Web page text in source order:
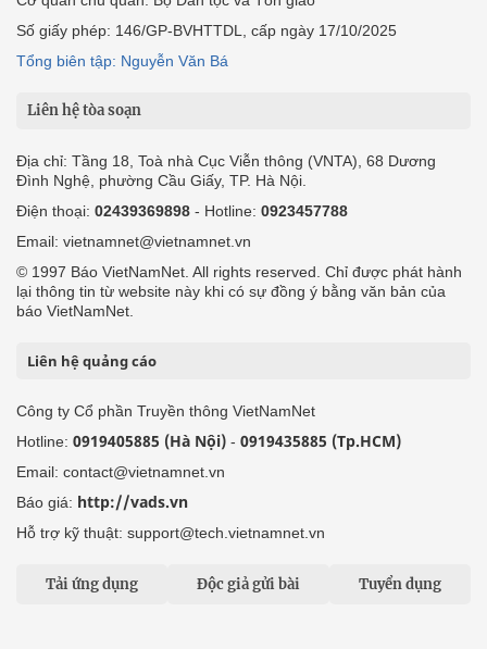
Số giấy phép: 146/GP-BVHTTDL, cấp ngày 17/10/2025
Tổng biên tập: Nguyễn Văn Bá
Liên hệ tòa soạn
Địa chỉ: Tầng 18, Toà nhà Cục Viễn thông (VNTA), 68 Dương
Đình Nghệ, phường Cầu Giấy, TP. Hà Nội.
Điện thoại: 02439369898 - Hotline: 0923457788
Email: vietnamnet@vietnamnet.vn
© 1997 Báo VietNamNet. All rights reserved. Chỉ được phát hành
lại thông tin từ website này khi có sự đồng ý bằng văn bản của
báo VietNamNet.
Liên hệ quảng cáo
Công ty Cổ phần Truyền thông VietNamNet
Hotline: 0919405885 (Hà Nội) - 0919435885 (Tp.HCM)
Email: contact@vietnamnet.vn
Báo giá: http://vads.vn
Hỗ trợ kỹ thuật: support@tech.vietnamnet.vn
Tải ứng dụng Độc giả gửi bài Tuyển dụng